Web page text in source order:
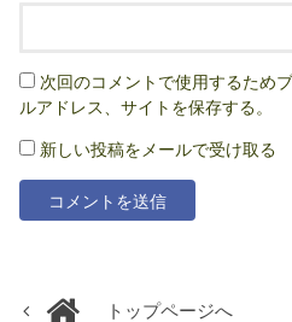
次回のコメントで使用するため
ルアドレス、サイトを保存する。
新しい投稿をメールで受け取る
トップページへ